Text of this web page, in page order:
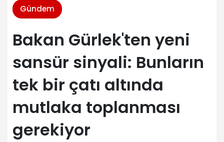
Gündem
Bakan Gürlek'ten yeni
sansür sinyali: Bunların
tek bir çatı altında
mutlaka toplanması
gerekiyor